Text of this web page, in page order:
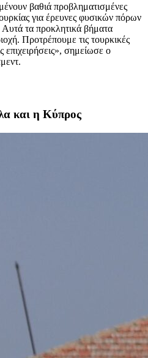
βαθιά προβληματισμένες
για έρευνες φυσικών πόρων
τα προκλητικά βήματα
Προτρέπουμε τις τουρκικές
επιχειρήσεις», σημείωσε ο
και η Κύπρος